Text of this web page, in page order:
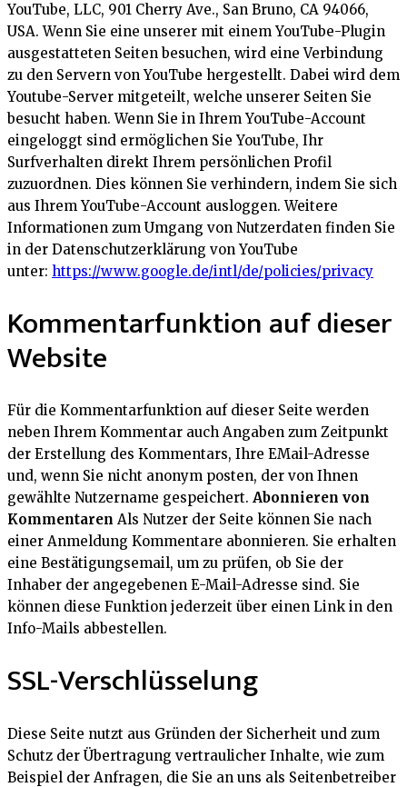
YouTube, LLC, 901 Cherry Ave., San Bruno, CA 94066,
USA. Wenn Sie eine unserer mit einem YouTube-Plugin
ausgestatteten Seiten besuchen, wird eine Verbindung
zu den Servern von YouTube hergestellt. Dabei wird dem
Youtube-Server mitgeteilt, welche unserer Seiten Sie
besucht haben. Wenn Sie in Ihrem YouTube-Account
eingeloggt sind ermöglichen Sie YouTube, Ihr
Surfverhalten direkt Ihrem persönlichen Profil
zuzuordnen. Dies können Sie verhindern, indem Sie sich
aus Ihrem YouTube-Account ausloggen. Weitere
Informationen zum Umgang von Nutzerdaten finden Sie
in der Datenschutzerklärung von YouTube
unter: https://www.google.de/intl/de/policies/privacy
Kommentarfunktion auf dieser
Website
Für die Kommentarfunktion auf dieser Seite werden
neben Ihrem Kommentar auch Angaben zum Zeitpunkt
der Erstellung des Kommentars, Ihre EMail-Adresse
und, wenn Sie nicht anonym posten, der von Ihnen
gewählte Nutzername gespeichert. Abonnieren von
Kommentaren Als Nutzer der Seite können Sie nach
einer Anmeldung Kommentare abonnieren. Sie erhalten
eine Bestätigungsemail, um zu prüfen, ob Sie der
Inhaber der angegebenen E-Mail-Adresse sind. Sie
können diese Funktion jederzeit über einen Link in den
Info-Mails abbestellen.
SSL-Verschlüsselung
Diese Seite nutzt aus Gründen der Sicherheit und zum
Schutz der Übertragung vertraulicher Inhalte, wie zum
Beispiel der Anfragen, die Sie an uns als Seitenbetreiber